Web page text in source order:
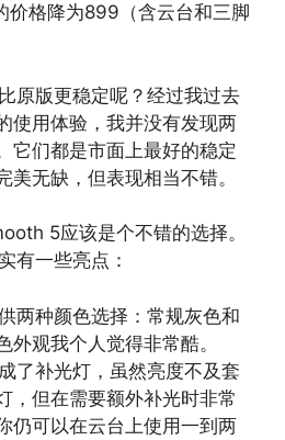
价格降为899（含云台和三脚
原版更稳定呢？经过我过去
使用体验，我并没有发现两
它们都是市面上最好的稳定
美无缺，但表现相当不错。
5应该是个不错的选择。
有一些亮点：
两种颜色选择：常规灰色和
外观我个人觉得非常酷。
了补光灯，虽然亮度不及套
，但在需要额外补光时非常
仍可以在云台上使用一到两